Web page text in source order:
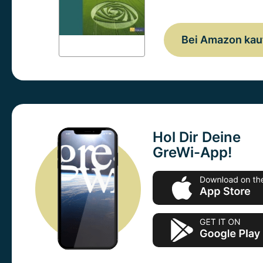
Bei Amazon
Hol Dir Deine
GreWi-App!